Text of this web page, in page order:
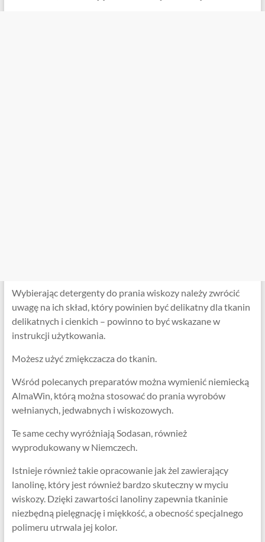
Wybierając detergenty do prania wiskozy należy zwrócić
uwagę na ich skład, który powinien być delikatny dla tkanin
delikatnych i cienkich – powinno to być wskazane w
instrukcji użytkowania.
Możesz użyć zmiękczacza do tkanin.
Wśród polecanych preparatów można wymienić niemiecką
AlmaWin, którą można stosować do prania wyrobów
wełnianych, jedwabnych i wiskozowych.
Te same cechy wyróżniają Sodasan, również
wyprodukowany w Niemczech.
Istnieje również takie opracowanie jak żel zawierający
lanolinę, który jest również bardzo skuteczny w myciu
wiskozy. Dzięki zawartości lanoliny zapewnia tkaninie
niezbędną pielęgnację i miękkość, a obecność specjalnego
polimeru utrwala jej kolor.